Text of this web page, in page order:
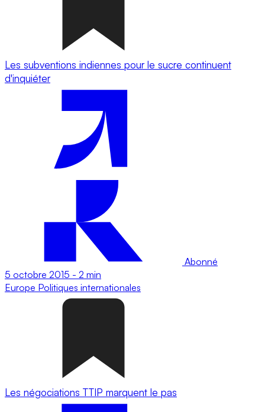
Les subventions indiennes pour le sucre continuent
d'inquiéter
Abonné
5 octobre 2015 - 2 min
Europe Politiques internationales
Les négociations TTIP marquent le pas